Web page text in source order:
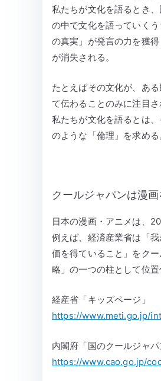
私たちが文化を語るとき
の中で文化を語っていく
の真実」が発言の力を獲
が消失される。
たとえばその文化が、あ
て伝わることのみに注目
私たちが文化を語るとは
のような「倫理」を求める
クールジャパンは漫
日本の漫画・アニメは、
例えば、経済産業省は「
価を得ていること」をク
略」の一つの柱として位置
経産省「キッズページ」
https://www.meti.go.jp/
内閣府「国のクールジャパ
https://www.cao.go.jp/